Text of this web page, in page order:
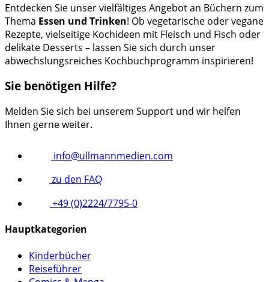
Entdecken Sie unser vielfältiges Angebot an Büchern zum
Thema Essen und Trinken! Ob vegetarische oder vegane
Rezepte, vielseitige Kochideen mit Fleisch und Fisch oder
delikate Desserts – lassen Sie sich durch unser
abwechslungsreiches Kochbuchprogramm inspirieren!
Sie benötigen Hilfe?
Melden Sie sich bei unserem Support und wir helfen
Ihnen gerne weiter.
info@ullmannmedien.com
zu den FAQ
+49 (0)2224/7795-0
Hauptkategorien
Kinderbücher
Reiseführer